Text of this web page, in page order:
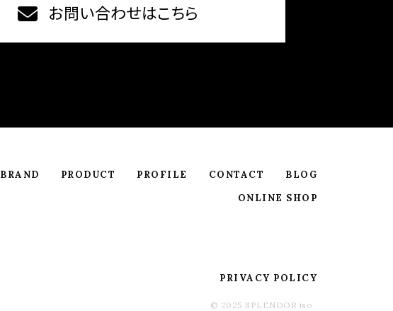
お問い合わせはこちら
BRAND PRODUCT PROFILE CONTACT
BLOG
ONLINE SHOP
PRIVACY POLICY
© 2025 SPLENDOR iso